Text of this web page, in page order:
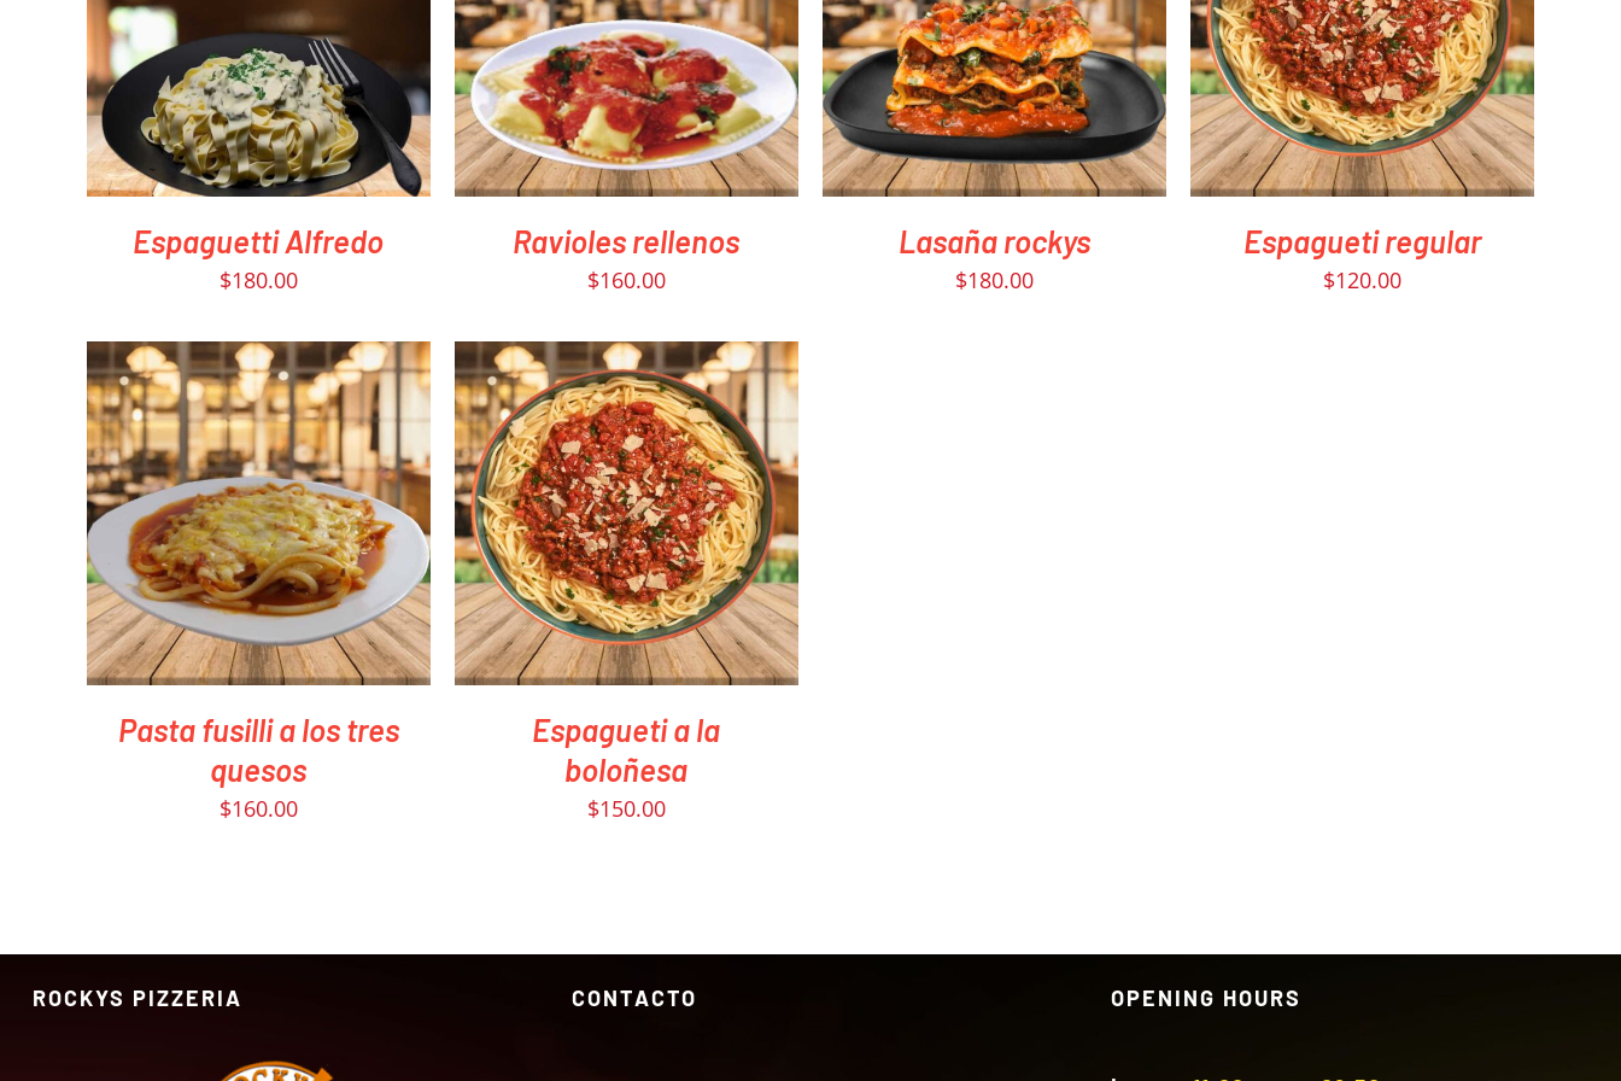
PEDIR AHORA / QUICK VIEW
Espaguetti Alfredo
$180.00
PEDIR AHORA / QUICK VIEW
Ravioles rellenos
$160.00
PEDIR AHORA / QUICK VIEW
Lasaña rockys
$180.00
PEDIR AHORA / QUICK VIEW
Espagueti regular
$120.00
PEDIR AHORA / QUICK VIEW
Pasta fusilli a los tres
quesos
$160.00
PEDIR AHORA / QUICK VIEW
Espagueti a la
boloñesa
$150.00
ROCKYS PIZZERIA CONTACTO OPENING HOURS